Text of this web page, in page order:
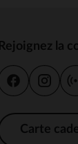
Rejoignez la
Carte